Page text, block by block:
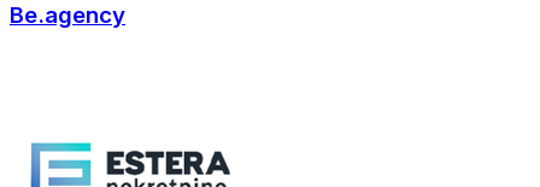
Be.agency